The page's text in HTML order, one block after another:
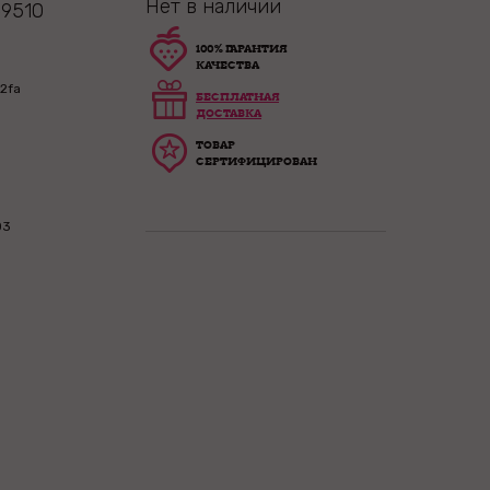
Нет в наличии
100% ГАРАНТИЯ
КАЧЕСТВА
БЕСПЛАТНАЯ
ДОСТАВКА
ТОВАР
СЕРТИФИЦИРОВАН